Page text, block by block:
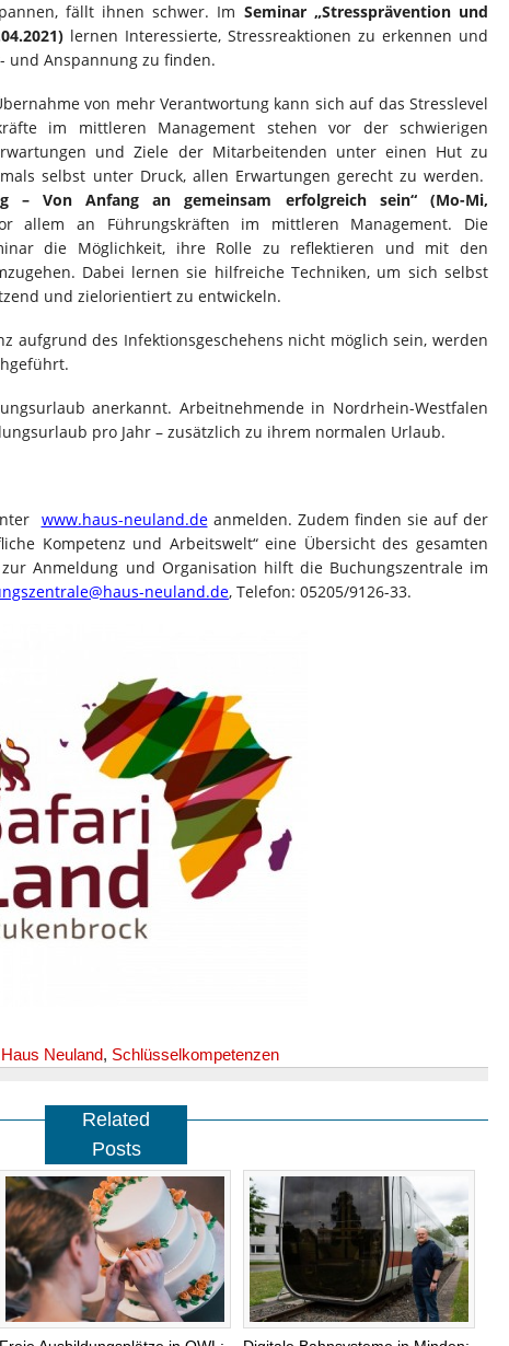
fällt ihnen schwer. Im Seminar „Stressprävention und
lernen Interessierte, Stressreaktionen zu erkennen und
und Anspannung zu finden.
von mehr Verantwortung kann sich auf das Stresslevel
im mittleren Management stehen vor der schwierigen
und Ziele der Mitarbeitenden unter einen Hut zu
selbst unter Druck, allen Erwartungen gerecht zu werden.
– Von Anfang an gemeinsam erfolgreich sein“ (Mo-Mi,
allem an Führungskräften im mittleren Management. Die
die Möglichkeit, ihre Rolle zu reflektieren und mit den
Dabei lernen sie hilfreiche Techniken, um sich selbst
und zielorientiert zu entwickeln.
aufgrund des Infektionsgeschehens nicht möglich sein, werden
anerkannt. Arbeitnehmende in Nordrhein-Westfalen
pro Jahr – zusätzlich zu ihrem normalen Urlaub.
www.haus-neuland.deanmelden. Zudem finden sie auf der
Kompetenz und Arbeitswelt“ eine Übersicht des gesamten
Anmeldung und Organisation hilft die Buchungszentrale im
neuland.de, Telefon: 05205/9126-33.
Haus Neuland, Schlüsselkompetenzen
Related
Posts